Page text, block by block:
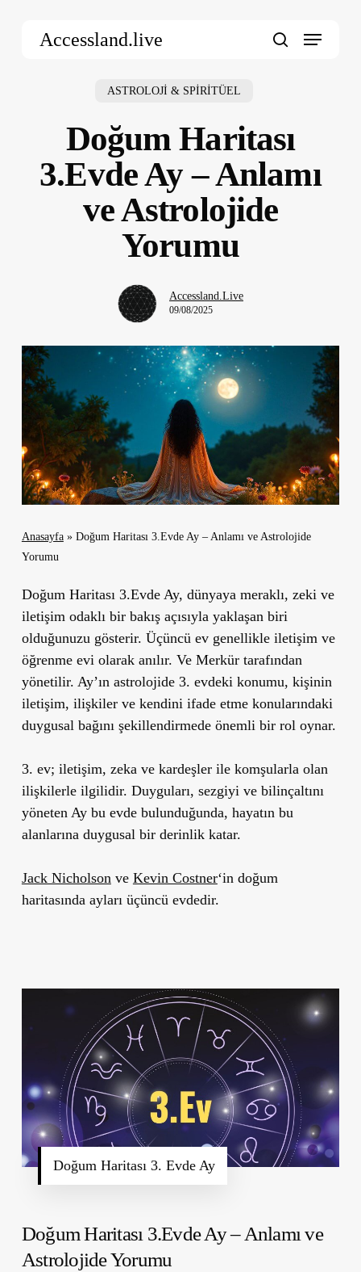
Accessland.live Menu
ASTROLOJİ & SPİRİTÜEL
Doğum Haritası
3.Evde Ay – Anlamı
ve Astrolojide
Yorumu
Accessland.Live
09/08/2025
Anasayfa» Doğum Haritası 3.Evde Ay – Anlamı ve Astrolojide
Yorumu
Doğum Haritası 3.Evde Ay, dünyaya meraklı, zeki ve
iletişim odaklı bir bakış açısıyla yaklaşan biri
olduğunuzu gösterir. Üçüncü ev genellikle iletişim ve
öğrenme evi olarak anılır. Ve Merkür tarafından
yönetilir. Ay’ın astrolojide 3. evdeki konumu, kişinin
iletişim, ilişkiler ve kendini ifade etme konularındaki
duygusal bağını şekillendirmede önemli bir rol oynar.
3. ev; iletişim, zeka ve kardeşler ile komşularla olan
ilişkilerle ilgilidir. Duyguları, sezgiyi ve bilinçaltını
yöneten Ay bu evde bulunduğunda, hayatın bu
alanlarına duygusal bir derinlik katar.
Jack Nicholson ve Kevin Costner‘in doğum
haritasında ayları üçüncü evdedir.
Doğum Haritası 3. Evde Ay
Doğum Haritası 3.Evde Ay – Anlamı ve
Astrolojide Yorumu